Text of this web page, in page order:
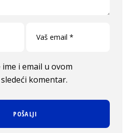
i email u ovom
komentar.